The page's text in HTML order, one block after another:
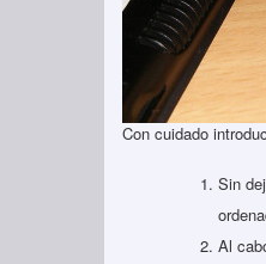
Con cuidado
Sin
Al